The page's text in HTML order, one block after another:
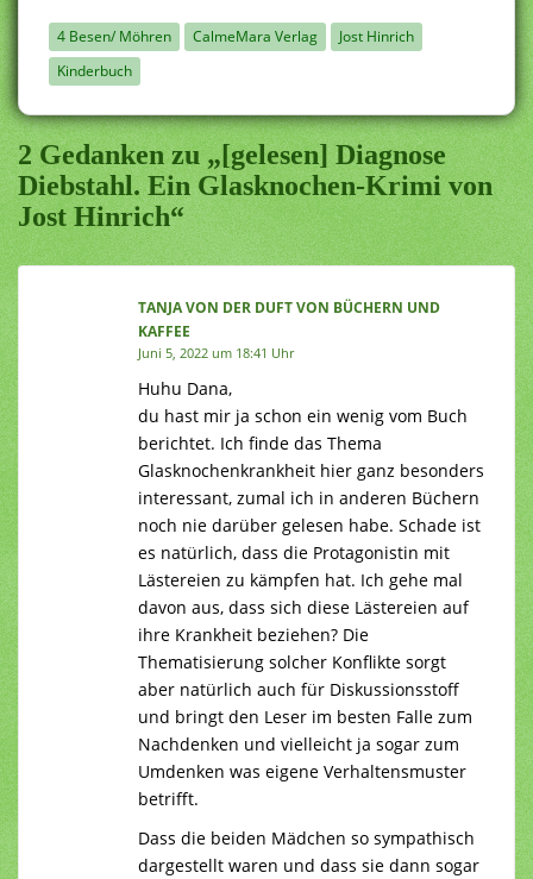
4 Besen/ Möhren CalmeMara Verlag
Jost Hinrich
Kinderbuch
2 Gedanken zu „[gelesen] Diagnose
Diebstahl. Ein Glasknochen-Krimi von
Jost Hinrich“
TANJA VON DER DUFT VON BÜCHERN UND
KAFFEE
Juni 5, 2022 um 18:41 Uhr
Huhu Dana,
du hast mir ja schon ein wenig vom Buch
berichtet. Ich finde das Thema
Glasknochenkrankheit hier ganz besonders
interessant, zumal ich in anderen Büchern
noch nie darüber gelesen habe. Schade ist
es natürlich, dass die Protagonistin mit
Lästereien zu kämpfen hat. Ich gehe mal
davon aus, dass sich diese Lästereien auf
ihre Krankheit beziehen? Die
Thematisierung solcher Konflikte sorgt
aber natürlich auch für Diskussionsstoff
und bringt den Leser im besten Falle zum
Nachdenken und vielleicht ja sogar zum
Umdenken was eigene Verhaltensmuster
betrifft.
Dass die beiden Mädchen so sympathisch
dargestellt waren und dass sie dann sogar